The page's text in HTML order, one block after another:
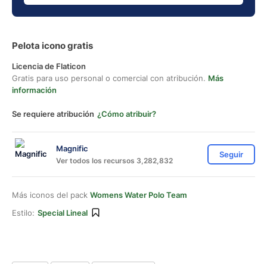
Pelota icono gratis
Licencia de Flaticon
Gratis para uso personal o comercial con atribución. Más
información
Se requiere atribución ¿Cómo atribuir?
Magnific
Ver todos los recursos 3,282,832
Seguir
Más iconos del pack Womens Water Polo Team
Estilo: Special Lineal